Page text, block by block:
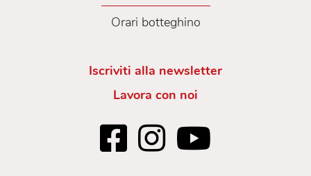
Orari botteghino
Iscriviti alla newsletter
Lavora con noi